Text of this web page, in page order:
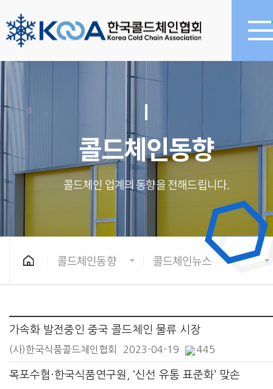
콜드체인동향
콜드체인 업계의 동향을 전해드립니다.
콜드체인동향 콜드체인뉴스
가속화 발전중인 중국 콜드체인 물류 시장
(사)한국식품콜드체인협회 2023-04-19 445
목포수협·한국식품연구원, ‘신선 유통 표준화’ 맞손